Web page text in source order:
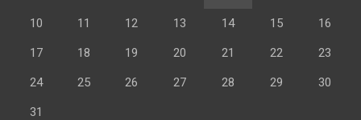
10 11 12 13 14 15 16
17 18 19 20 21 22 23
24 25 26 27 28 29 30
31